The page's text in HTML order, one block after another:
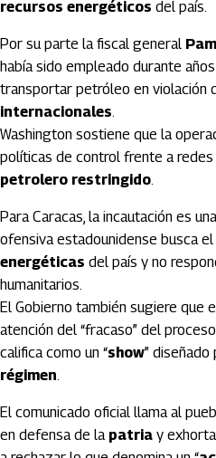
recursos energéticos del país.
Por su parte la fiscal general
había sido empleado durante
transportar petróleo en violación
internacionales.
Washington sostiene que la
políticas de control frente a redes
petrolero restringido.
Para Caracas, la incautación es
ofensiva estadounidense busca el
energéticas del país y no
humanitarios.
El Gobierno también sugiere que
atención del “fracaso” del
califica como un “show” diseñado
régimen.
El comunicado oficial llama al
en defensa de la patria y